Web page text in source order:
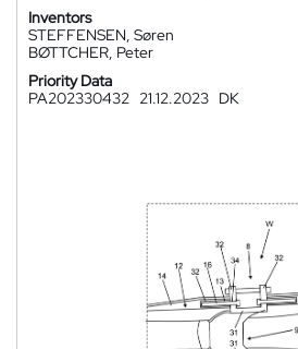
Inventors
STEFFENSEN, Søren
BØTTCHER, Peter
Priority Data
PA202330432 21.12.2023 DK